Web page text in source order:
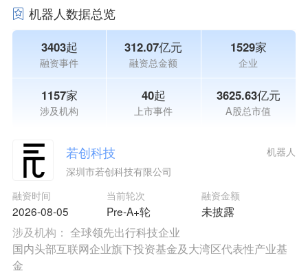
机器人数据总览
3403起
融资事件
312.07亿元
融资总金额
1529家
企业
1157家
涉及机构
40起
上市事件
3625.63亿元
A股总市值
若创科技
深圳市若创科技有限公司
融资时间
2026-08-05
当前轮次
Pre-A+轮
融资金额
未披露
机器人
涉及机构： 全球领先出行科技企业
国内头部互联网企业旗下投资基金及大湾区代表性产业基
金